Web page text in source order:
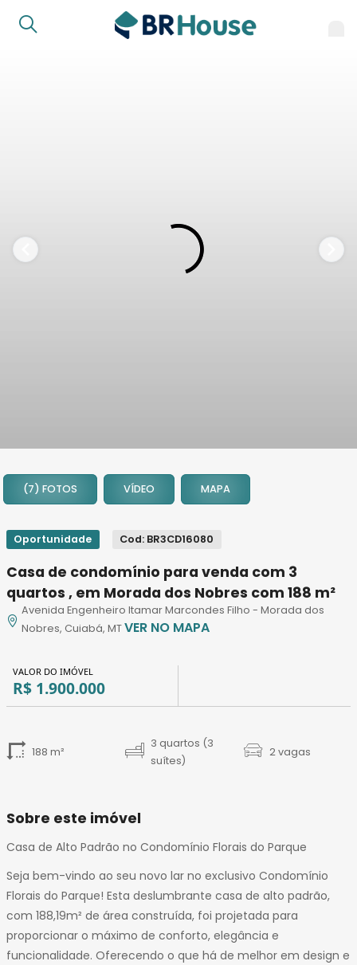
2
3
7
(7) FOTOS VÍDEO MAPA
Oportunidade Cod: BR3CD16080
Casa de condomínio para venda com 3
quartos , em Morada dos Nobres com 188 m²
Avenida Engenheiro Itamar Marcondes Filho - Morada dos
Nobres, Cuiabá, MTVER NO MAPA
VALOR DO IMÓVEL
R$ 1.900.000
188 m²
3 quartos (3
suítes)
2 vagas
Sobre este imóvel
Casa de Alto Padrão no Condomínio Florais do Parque
Seja bem-vindo ao seu novo lar no exclusivo Condomínio
Florais do Parque! Esta deslumbrante casa de alto padrão,
com 188,19m² de área construída, foi projetada para
proporcionar o máximo de conforto, elegância e
funcionalidade. Oferecendo o que há de melhor em design e